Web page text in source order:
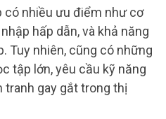
có nhiều ưu điểm như cơ
hấp dẫn, và khả năng
Tuy nhiên, cũng có những
tập lớn, yêu cầu kỹ năng
tranh gay gắt trong thị